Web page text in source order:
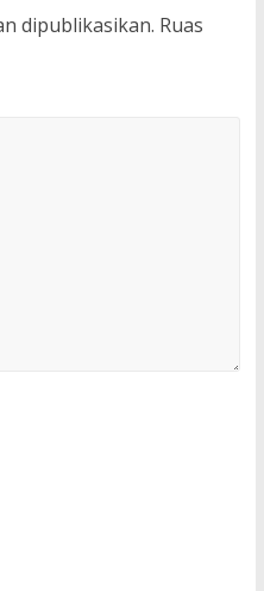
dipublikasikan. Ruas